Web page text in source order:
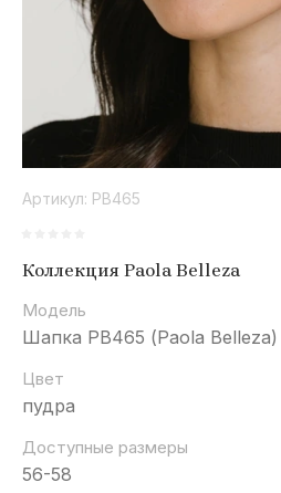
Артикул: РВ465
Коллекция Paola Belleza
Модель
Шапка РВ465 (Paola Belleza)
Цвет
пудра
Доступные размеры
56-58